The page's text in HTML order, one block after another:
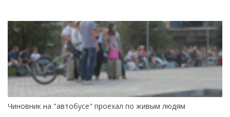
Чиновник на "автобусе" проехал по живым людям